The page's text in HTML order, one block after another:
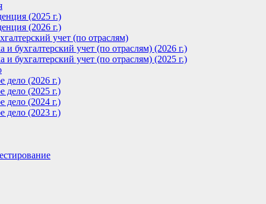
(2025 г.)
(2026 г.)
учет (по отраслям)
и бухгалтерский учет (по отраслям) (2026 г.)
и бухгалтерский учет (по отраслям) (2025 г.)
дело (2026 г.)
дело (2025 г.)
дело (2024 г.)
дело (2023 г.)